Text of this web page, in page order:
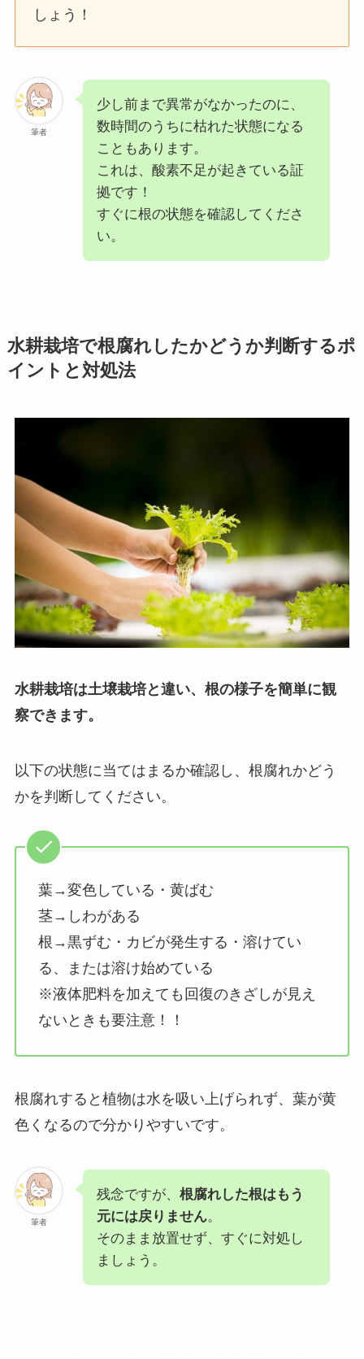
しょう！
筆者
少し前まで異常がなかったのに、
数時間のうちに枯れた状態になる
こともあります。
これは、酸素不足が起きている証
拠です！
すぐに根の状態を確認してくださ
い。
水耕栽培で根腐れしたかどうか判断するポ
イントと対処法
水耕栽培は土壌栽培と違い、根の様子を簡単に観
察できます。
以下の状態に当てはまるか確認し、根腐れかどう
かを判断してください。
葉→変色している・黄ばむ
茎→しわがある
根→黒ずむ・カビが発生する・溶けてい
る、または溶け始めている
※液体肥料を加えても回復のきざしが見え
ないときも要注意！！
根腐れすると植物は水を吸い上げられず、葉が黄
色くなるので分かりやすいです。
筆者
残念ですが、 根腐れした根はもう
元には戻りません。
そのまま放置せず、すぐに対処し
ましょう。